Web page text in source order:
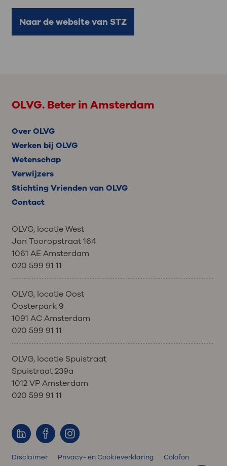
Naar de website van STZ
OLVG. Beter in Amsterdam
Over OLVG
Werken bij OLVG
Wetenschap
Verwijzers
Stichting Vrienden van OLVG
Contact
OLVG, locatie West
Jan Tooropstraat 164
1061 AE Amsterdam
020 599 91 11
OLVG, locatie Oost
Oosterpark 9
1091 AC Amsterdam
020 599 91 11
OLVG, locatie Spuistraat
Spuistraat 239a
1012 VP Amsterdam
020 599 91 11
Disclaimer Privacy- en Cookieverklaring
Colofon